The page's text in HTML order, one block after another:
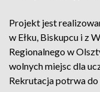
Projekt jest
w Ełku, Biskupcu i z
Regionalnego w
wolnych miejsc dla
Rekrutacja potrwa do